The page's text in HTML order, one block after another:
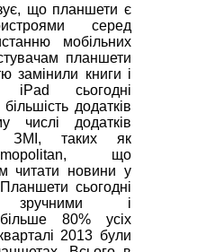
що планшети є
серед
мобільних
планшети
замінили книги і
сьогодні
додатків
числі додатків
ЗМІ, таких як
що
читати новини у
сьогодні
зручними і
80% усіх
2013 були